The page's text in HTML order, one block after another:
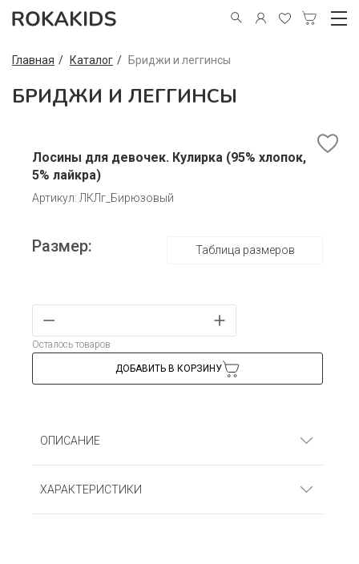
Главная Каталог Бриджи и леггинсы
БРИДЖИ И ЛЕГГИНСЫ
Лосины для девочек. Кулирка (95% хлопок,
5% лайкра)
Артикул: ЛКЛг_Бирюзовый
Размер: Таблица размеров
Осталось товаров
ДОБАВИТЬ В КОРЗИНУ
ОПИСАНИЕ
Лосины для девочек. Кулирка (95% хлопок, 5%
ХАРАКТЕРИСТИКИ